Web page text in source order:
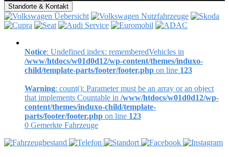
Standorte & Kontakt
Notice: Undefined index: rememberedVehicles in
/www/htdocs/w01d0d12/wp-content/themes/induxo-
child/template-parts/footer/footer.php on line 123
Warning: count(): Parameter must be an array or an object
that implements Countable in /www/htdocs/w01d0d12/wp-
content/themes/induxo-child/template-
parts/footer/footer.php on line 123
0 Gemerkte Fahrzeuge